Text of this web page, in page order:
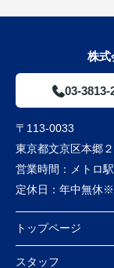
株
03-3813-
〒113-0033
東京都文京区本郷
営業時間：
メトロ
定休日： 年中無休※
トップページ
スタッフ